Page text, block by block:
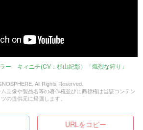
ー キィニチ(CV：杉山紀彰）「熾烈な狩り」
All Rights Reserved.
画像や製品名等の著作権並びに商標権は当該コンテン
ツの提供元に帰属します。
URLをコピー